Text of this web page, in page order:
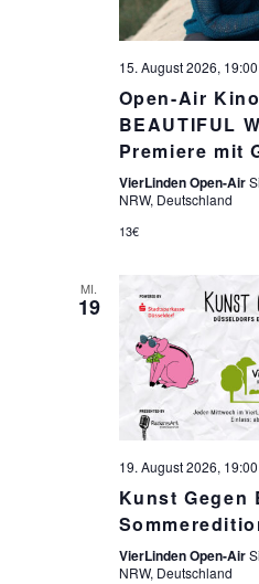
15. August 2026, 19:00
Open-Air
BEAUTIFUL
Premiere mit
VierLinden Open-Air
NRW, Deutschland
13€
MI.
19
19. August 2026, 19:00
Kunst Gegen
VierLinden Open-Air
NRW, Deutschland